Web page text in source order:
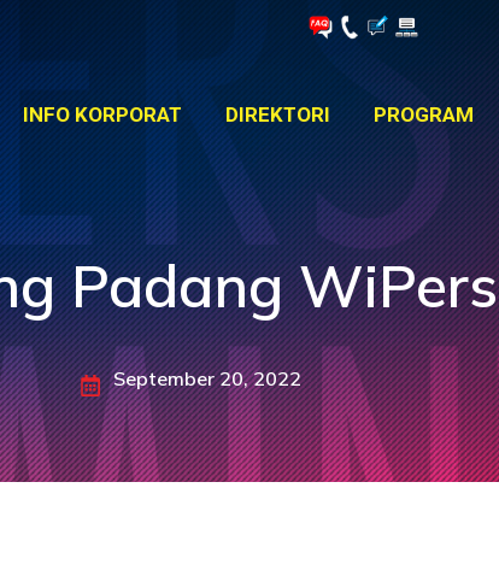
INFO KORPORAT DIREKTORI PROGRAM
Padang WiPers
September 20, 2022
INFO KORPORAT DIREKTORI